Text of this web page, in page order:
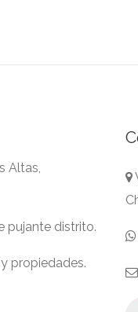
Altas,
pujante distrito.
propiedades.